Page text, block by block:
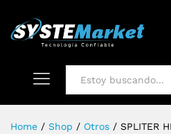
Home / Shop / Otros / SPLITER